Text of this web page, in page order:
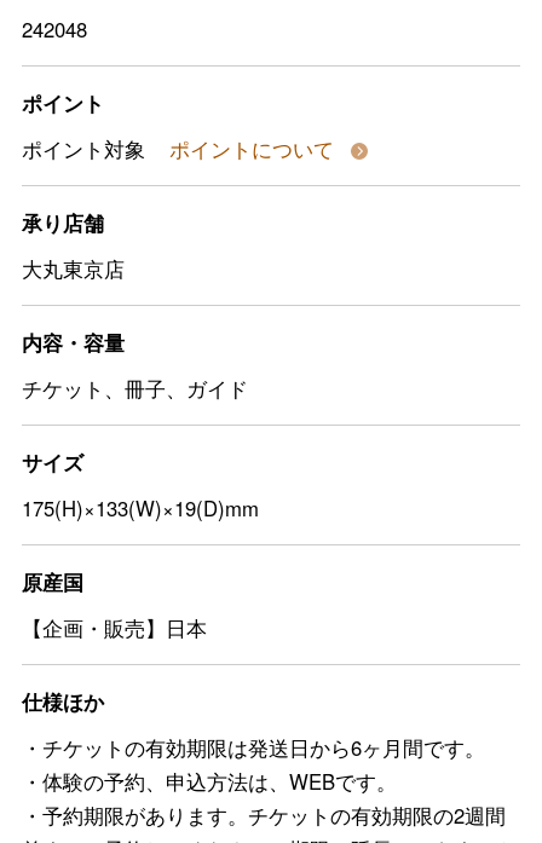
242048
ポイント
ポイント対象
ポイントについて
承り店舗
大丸東京店
内容・容量
チケット、冊子、ガイド
サイズ
175(H)×133(W)×19(D)mm
原産国
【企画・販売】日本
仕様ほか
・チケットの有効期限は発送日から6ヶ月間です。
・体験の予約、申込方法は、WEBです。
・予約期限があります。チケットの有効期限の2週間